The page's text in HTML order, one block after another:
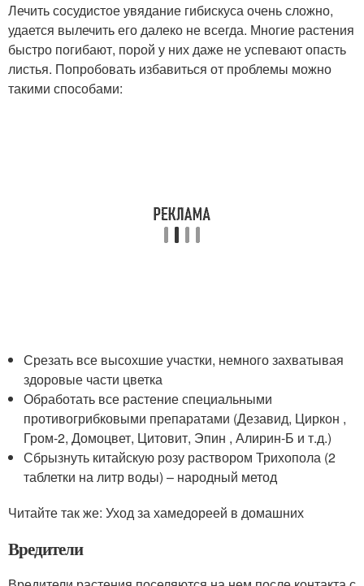
Лечить сосудистое увядание гибискуса очень сложно,
удается вылечить его далеко не всегда. Многие растения
быстро погибают, порой у них даже не успевают опасть
листья. Попробовать избавиться от проблемы можно
такими способами:
Срезать все высохшие участки, немного захватывая
здоровые части цветка
Обработать все растение специальными
противогрибковыми препаратами (Дезавид, Циркон ,
Гром-2, Домоцвет, Цитовит, Эпин , Алирин-Б и т.д.)
Сбрызнуть китайскую розу раствором Трихопола (2
таблетки на литр воды) – народный метод
Читайте так же: Уход за хамедореей в домашних
Вредители